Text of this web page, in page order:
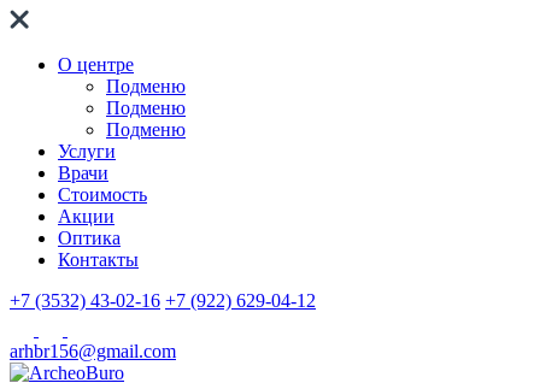
О центре
Подменю
Подменю
Подменю
Услуги
Врачи
Стоимость
Акции
Оптика
Контакты
+7 (3532) 43-02-16 +7 (922) 629-04-12
arhbr156@gmail.com